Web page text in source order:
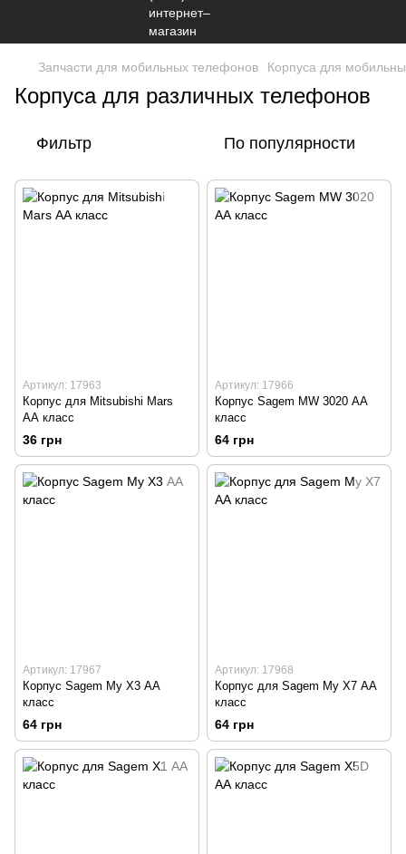
Запчасти для мобильных телефонов Корпуса для
Корпуса для различных телефонов
Фильтр По популярности
Артикул: 17963
Корпус для Mitsubishi Mars
АА класс
36 грн
Артикул: 17966
Корпус Sagem MW 3020 АА
класс
64 грн
Артикул: 17967
Корпус Sagem My X3 АА
класс
64 грн
Артикул: 17968
Корпус для Sagem My X7 АА
класс
64 грн